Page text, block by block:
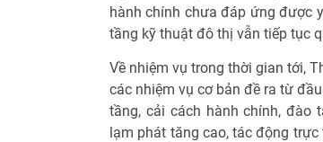
hành chính chưa đáp ứng được
tầng kỹ thuật đô thị vẫn tiếp tục
Về nhiệm vụ trong thời gian tới,
các nhiệm vụ cơ bản đề ra từ
tầng, cải cách hành chính, đào
lạm phát tăng cao, tác động